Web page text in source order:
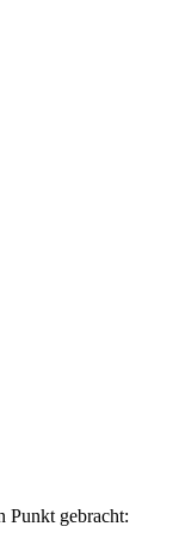
Punkt gebracht: